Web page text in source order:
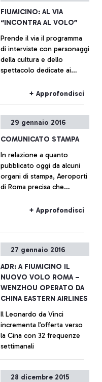
FIUMICINO: AL VIA
“INCONTRA AL VOLO”
Prende il via il programma
di interviste con personaggi
della cultura e dello
spettacolo dedicate ai
aeroporto italiano. Ad
+ Approfondisci
29 gennaio 2016
COMUNICATO STAMPA
In relazione a quanto
pubblicato oggi da alcuni
organi di stampa, Aeroporti
di Roma precisa che
nuovo molo F sarà
per migliorare la customer
+ Approfondisci
27 gennaio 2016
ADR: A FIUMICINO IL
NUOVO VOLO ROMA –
WENZHOU OPERATO DA
CHINA EASTERN AIRLINES
Il Leonardo da Vinci
incrementa l’offerta verso
la Cina con 32 frequenze
settimanali
+ Approfondisci
28 dicembre 2015